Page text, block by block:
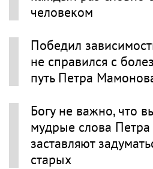
человеком
Победил
не справился с
путь Петра
Богу не важно, что
мудрые слова
заставляют
старых